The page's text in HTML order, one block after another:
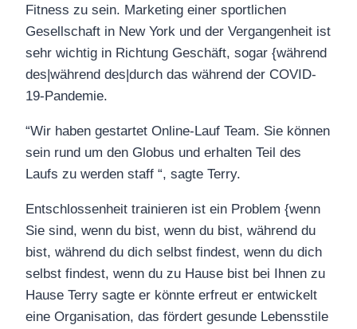
Fitness zu sein. Marketing einer sportlichen
Gesellschaft in New York und der Vergangenheit ist
sehr wichtig in Richtung Geschäft, sogar {während
des|während des|durch das während der COVID-
19-Pandemie.
“Wir haben gestartet Online-Lauf Team. Sie können
sein rund um den Globus und erhalten Teil des
Laufs zu werden staff “, sagte Terry.
Entschlossenheit trainieren ist ein Problem {wenn
Sie sind, wenn du bist, wenn du bist, während du
bist, während du dich selbst findest, wenn du dich
selbst findest, wenn du zu Hause bist bei Ihnen zu
Hause Terry sagte er könnte erfreut er entwickelt
eine Organisation, das fördert gesunde Lebensstile